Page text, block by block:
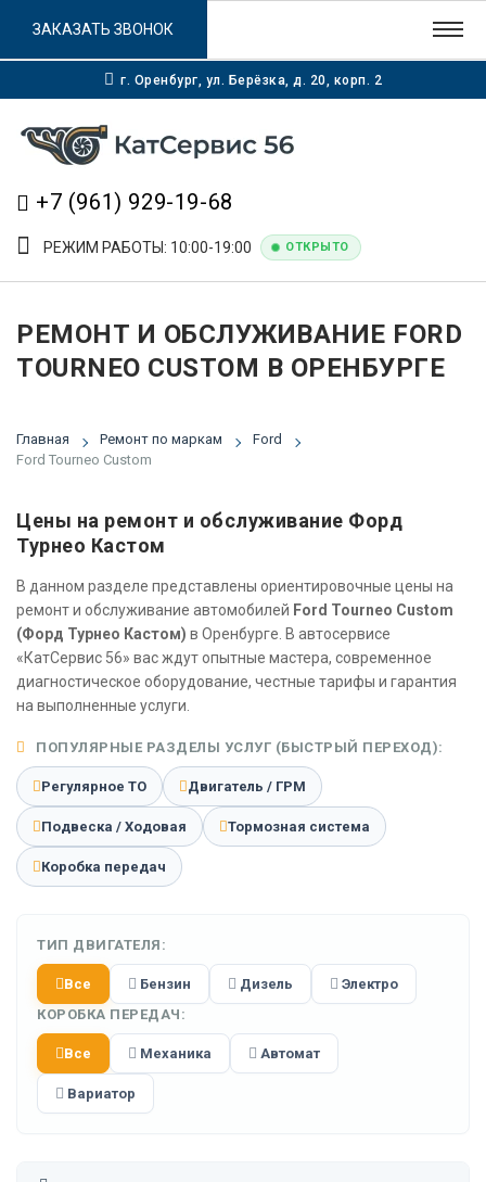
г. Оренбург, ул. Берёзка, д. 20, корп. 2
+7 (961) 929-19-68
РЕЖИМ РАБОТЫ: 10:00-19:00 ОТКРЫТО
ЗАКАЗАТЬ ЗВОНОК
РЕМОНТ И ОБСЛУЖИВАНИЕ FORD
TOURNEO CUSTOM В ОРЕНБУРГЕ
Главная Ремонт по маркам
Ford
Ford Tourneo Custom
Цены на ремонт и обслуживание Форд
Турнео Кастом
В данном разделе представлены ориентировочные цены на
ремонт и обслуживание автомобилей Ford Tourneo Custom
(Форд Турнео Кастом) в Оренбурге. В автосервисе
«КатСервис 56» вас ждут опытные мастера, современное
диагностическое оборудование, честные тарифы и гарантия
на выполненные услуги.
ПОПУЛЯРНЫЕ РАЗДЕЛЫ УСЛУГ (БЫСТРЫЙ ПЕРЕХОД):
Регулярное ТО Двигатель / ГРМ
Подвеска / Ходовая Тормозная система
Коробка передач
ТИП ДВИГАТЕЛЯ:
Все Бензин Дизель
Электро
КОРОБКА ПЕРЕДАЧ:
Все Механика Автомат
Вариатор